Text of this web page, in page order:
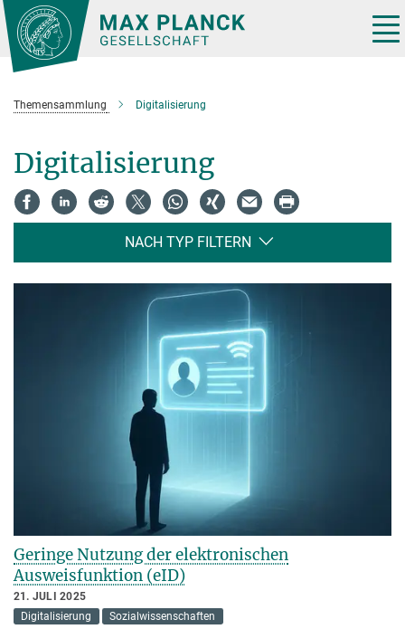
Hauptinhalt
Themensammlung Digitalisierung
Digitalisierung
NACH TYP FILTERN
Geringe Nutzung der elektronischen
Ausweisfunktion (eID)
21. JULI 2025
Digitalisierung
Sozialwissenschaften